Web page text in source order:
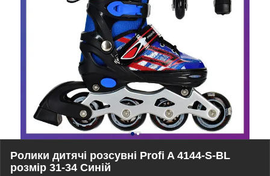
Ролики дитячі розсувні Profi A 4144-S-BL
розмір 31-34 Синій